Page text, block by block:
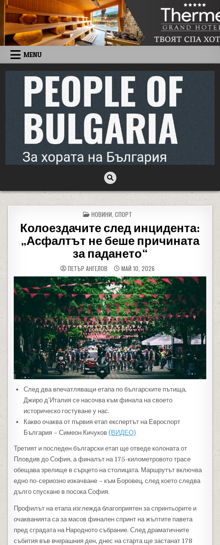
Skip to content
MENU
POSTED IN
НОВИНИ СПОРТ
Колоездачите след инцидента:
„Асфалтът не беше причината
за падането“
ПЕТЪР АНГЕЛОВ МАЙ 10, 2026
След два впечатляващи етапа по българските пътища,
Джиро д’Италия се насочва към финала на своето
историческо гостуване у нас.
Какво очаква от първия етап експертът на Евроспорт
България – Симеон Кичуков(ВИДЕО)
Третият и последен български етап ще отведе колоната от
Пловдив до София, а финалът на 175-километровото трасе
обещава зрелище в сърцето на столицата. Маршрутът включва
едно по-сериозно изкачване – към Боровец, след което следва
дълго спускане в посока София.
Профилът на етапа изглежда благоприятен за спринтьорите и
очакванията са за масов финален спринт на жълтите павета
пред сградата на Народното събрание. След драматичните
събития във вчерашния ден, днес на старта ще застанат 178